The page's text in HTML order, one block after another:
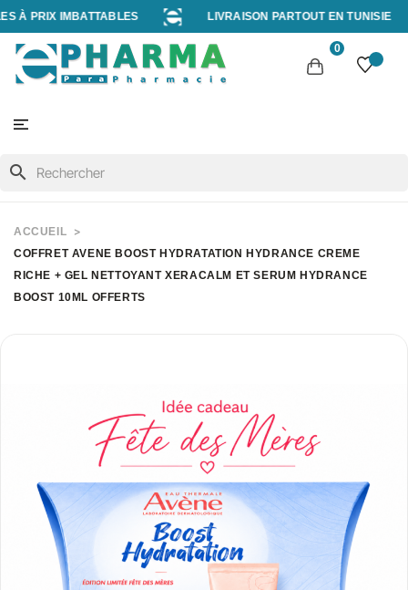
PRIX IMBATTABLES LIVRAISON PARTOUT EN TUNISIE
0
search
ACCUEIL
COFFRET AVENE BOOST HYDRATATION HYDRANCE CREME
RICHE + GEL NETTOYANT XERACALM ET SERUM HYDRANCE
BOOST 10ML OFFERTS